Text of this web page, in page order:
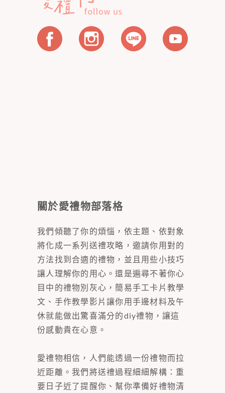
關於愛禮物部落格
我們傾聽了你的煩惱，依主題、依對象
將化成一系列送禮攻略，邀請你用對的
方法找到合適的禮物，並且用些小技巧
讓人理解你的用心。還是遍尋不著你心
目中的禮物別灰心，簡易手工卡片教學
文、手作教學影片讓你用手邊材料及午
休就能做出驚喜滿分的diy禮物，讓這
份感動貴在心意。
愛禮物相信，人們能透過一份禮物而拉
近距離。我們將送禮過程細細解構：重
要日子近了提醒你、幫你準備好禮物清